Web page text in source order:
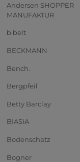
Andersen SHOPPER
MANUFAKTUR
b.belt
BECKMANN
Bench.
Bergpfeil
Betty Barclay
BIASIA
Bodenschatz
Bogner